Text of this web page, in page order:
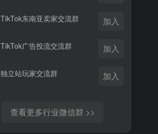
TikTok东南亚卖家交流群 加入
TikTok广告投流交流群 加入
独立站玩家交流群 加入
查看更多行业微信群 >>